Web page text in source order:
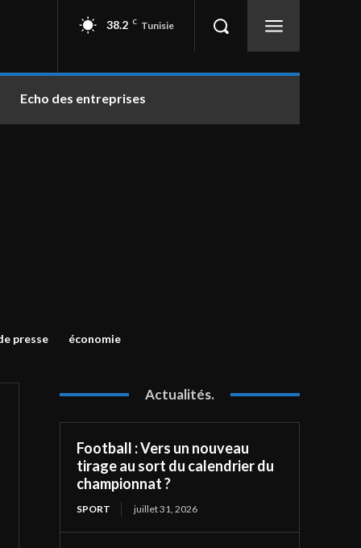
38.2 C Tunisie
Echo des entreprises
presse économie
Actualités.
Football : Vers un nouveau
tirage au sort du calendrier du
championnat ?
SPORT juillet 31, 2026